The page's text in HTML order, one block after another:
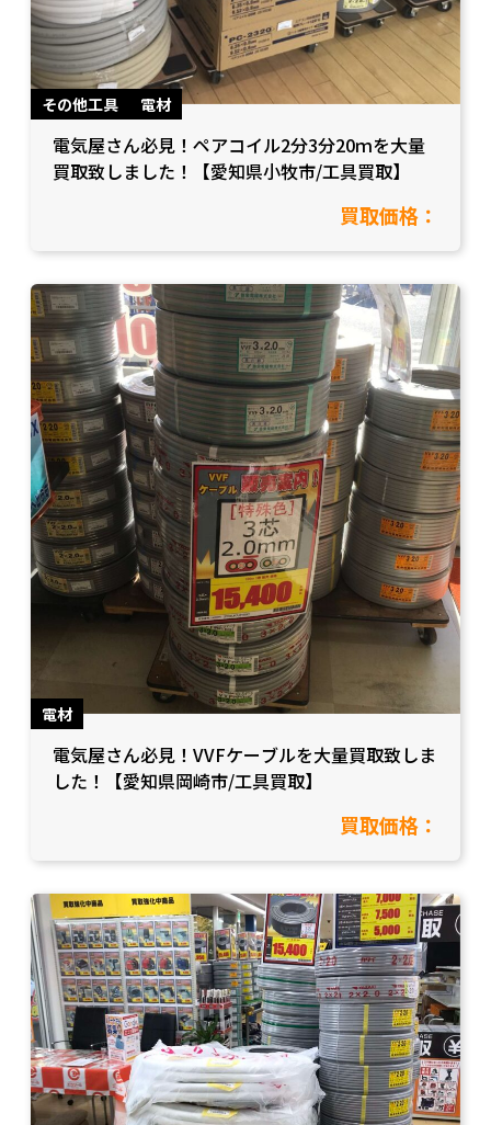
その他工具 電材
電気屋さん必見！ペアコイル2分3分20ｍを大量
買取致しました！【愛知県小牧市/工具買取】
買取価格：
電材
電気屋さん必見！VVFケーブルを大量買取致しま
した！【愛知県岡崎市/工具買取】
買取価格：